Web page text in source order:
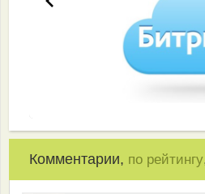
Комментарии, по рейтингу